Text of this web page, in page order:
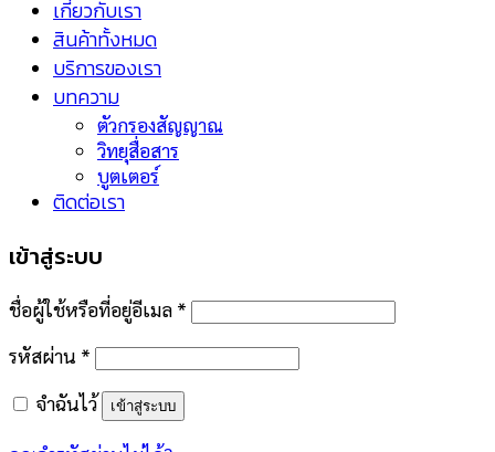
เกี่ยวกับเรา
สินค้าทั้งหมด
บริการของเรา
บทความ
ตัวกรองสัญญาณ
วิทยุสื่อสาร
บูตเตอร์
ติดต่อเรา
เข้าสู่ระบบ
ชื่อผู้ใช้หรือที่อยู่อีเมล *
รหัสผ่าน *
จำฉันไว้
เข้าสู่ระบบ